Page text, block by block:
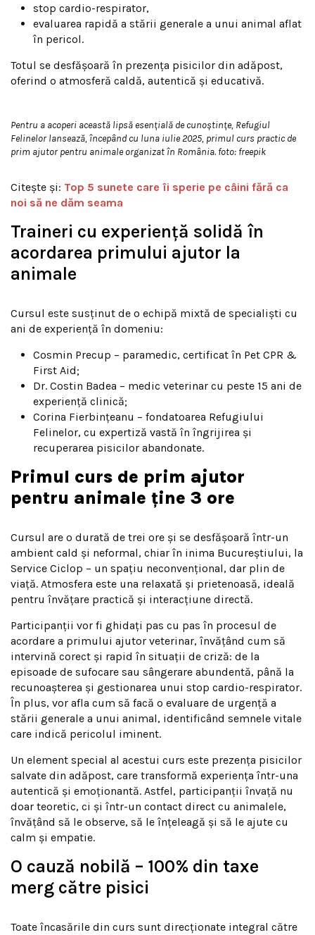
stop cardio-respirator,
evaluarea rapidă a stării generale a unui animal aflat
în pericol.
Totul se desfășoară în prezența pisicilor din adăpost,
oferind o atmosferă caldă, autentică și educativă.
Pentru a acoperi această lipsă esențială de cunoștințe, Refugiul
Felinelor lansează, începând cu luna iulie 2025, primul curs practic de
prim ajutor pentru animale organizat în România. foto: freepik
Citește și: Top 5 sunete care îi sperie pe câini fără ca
noi să ne dăm seama
Traineri cu experiență solidă în
acordarea primului ajutor la
animale
Cursul este susținut de o echipă mixtă de specialiști cu
ani de experiență în domeniu:
Cosmin Precup – paramedic, certificat în Pet CPR &
First Aid;
Dr. Costin Badea – medic veterinar cu peste 15 ani de
experiență clinică;
Corina Fierbințeanu – fondatoarea Refugiului
Felinelor, cu expertiză vastă în îngrijirea și
recuperarea pisicilor abandonate.
Primul curs de prim ajutor
pentru animale ține 3 ore
Cursul are o durată de trei ore și se desfășoară într-un
ambient cald și neformal, chiar în inima Bucureștiului, la
Service Ciclop – un spațiu neconvențional, dar plin de
viață. Atmosfera este una relaxată și prietenoasă, ideală
pentru învățare practică și interacțiune directă.
Participanții vor fi ghidați pas cu pas în procesul de
acordare a primului ajutor veterinar, învățând cum să
intervină corect și rapid în situații de criză: de la
episoade de sufocare sau sângerare abundentă, până la
recunoașterea și gestionarea unui stop cardio-respirator.
În plus, vor afla cum să facă o evaluare de urgență a
stării generale a unui animal, identificând semnele vitale
care indică pericolul iminent.
Un element special al acestui curs este prezența pisicilor
salvate din adăpost, care transformă experiența într-una
autentică și emoționantă. Astfel, participanții învață nu
doar teoretic, ci și într-un contact direct cu animalele,
învățând să le observe, să le înțeleagă și să le ajute cu
calm și empatie.
O cauză nobilă – 100% din taxe
merg către pisici
Toate încasările din curs sunt direcționate integral către